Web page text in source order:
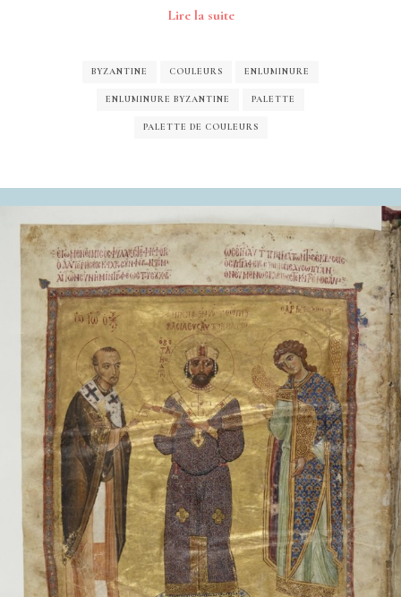
Lire la suite
BYZANTINE COULEURS ENLUMINURE
ENLUMINURE BYZANTINE PALETTE
PALETTE DE COULEURS